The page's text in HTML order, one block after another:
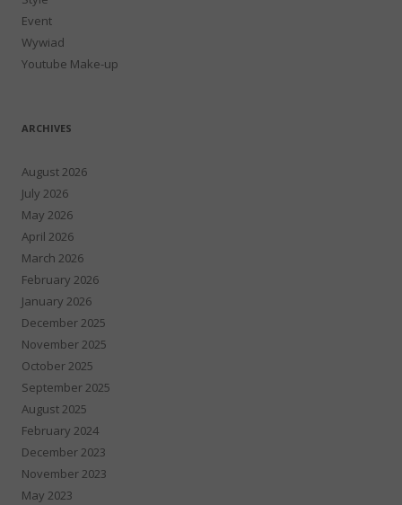
Event
Wywiad
Youtube Make-up
ARCHIVES
August 2026
July 2026
May 2026
April 2026
March 2026
February 2026
January 2026
December 2025
November 2025
October 2025
September 2025
August 2025
February 2024
December 2023
November 2023
May 2023